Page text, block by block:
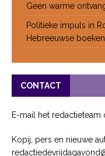
Geen warme
Politieke impuls in
Hebreeuwse boeken
CONTACT
E-mail het
Kopij, pers en nieuwe